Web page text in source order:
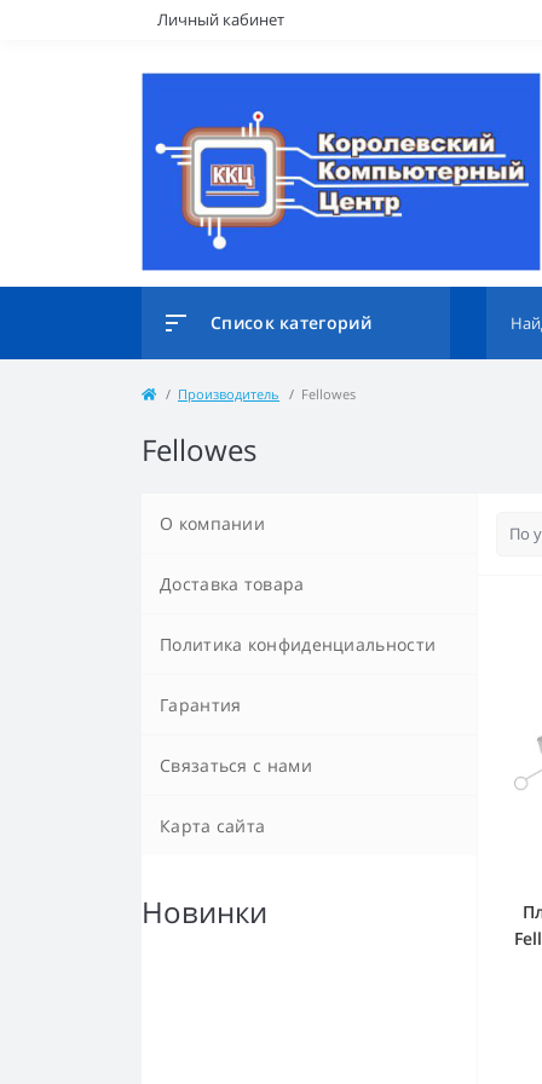
Личный кабинет
Список категорий
Производитель Fellowes
Fellowes
О компании
Доставка товара
Политика конфиденциальности
Гарантия
Связаться с нами
Карта сайта
Новинки